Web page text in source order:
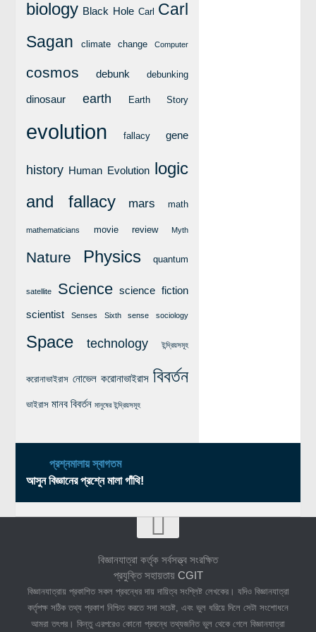
লক্ষ্য ও উদ্দেশ্য
বৈজ্ঞানিক কল্পকাহিনী
লজিক এবং ফ্যালাসি
রিভিউ (বই/মুভি/সিরিজ)
আবিষ্কারের গল্প
বাংলাদেশের কথা
biology Black Hole Carl Carl
Sagan
climate change Computer
cosmos debunk debunking
dinosaur earth Earth Story
evolution fallacy gene
history Human Evolution logic
and fallacy
mars math
mathematicians movie review Myth
Nature Physics quantum
satellite Science science fiction
scientist Senses Sixth sense sociology
Space technology ইন্দ্রিয়সমূহ
করোনাভাইরাস নোভেল করোনাভাইরাস বিবর্তন
ভাইরাস মানব বিবর্তন মানুষের ইন্দ্রিয়সমূহ
প্রশ্নমালায় স্বাগতম
আসুন বিজ্ঞানের প্রশ্নে মালা গাঁথি!
বিজ্ঞানযাত্রা কর্তৃক সর্বসত্ত্ব সংরক্ষিত
প্রযুক্তি সহায়তায় CGIT
বিজ্ঞানযাত্রায় প্রকাশিত সকল প্রবন্ধের দায় দায়িত্ব সংশ্লিষ্ট লেখকের। যদিও বিজ্ঞানযাত্রা
কর্তৃপক্ষ সঠিক তথ্য প্রকাশ নিশ্চিত করতে সদা সচেষ্ট, এবং ভুল ধরিয়ে দিলে সেটা সংশোধনে
আমরা তৎপর। কিন্তু এরপরেও কোনো প্রবন্ধে তথ্যজনিত ভুল থেকে গেলে বিজ্ঞানযাত্রা